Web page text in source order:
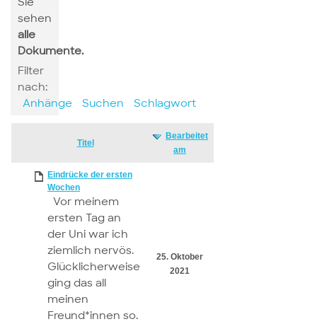
sehen
alle
Dokumente.
Filter
nach:
Anhänge
Suchen Schlagwort
Titel
Bearbeitet
am
Eindrücke der ersten
Wochen
Vor meinem
ersten Tag an
der Uni war ich
ziemlich nervös.
Glücklicherweise
ging das all
meinen
Freund*innen so.
25. Oktober
2021